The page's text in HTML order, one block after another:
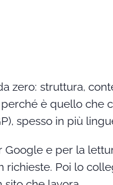
zero: struttura,
è quello che
spesso in più
Google e per la
richieste. Poi lo